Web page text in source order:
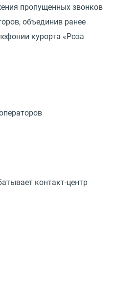
пропущенных звонков
объединив ранее
курорта «Роза
контакт-центр